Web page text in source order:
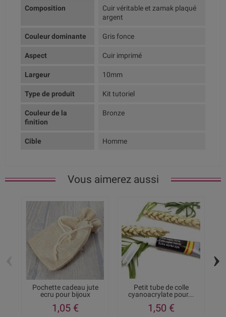
Composition
Cuir véritable et zamak plaqué
argent
Couleur dominante Gris fonce
Aspect Cuir imprimé
Largeur 10mm
Type de produit Kit tutoriel
Couleur de la
finition
Bronze
Cible Homme
Vous aimerez aussi
Pochette cadeau jute
ecru pour bijoux
1,05 €
Petit tube de colle
cyanoacrylate pour...
1,50 €
›